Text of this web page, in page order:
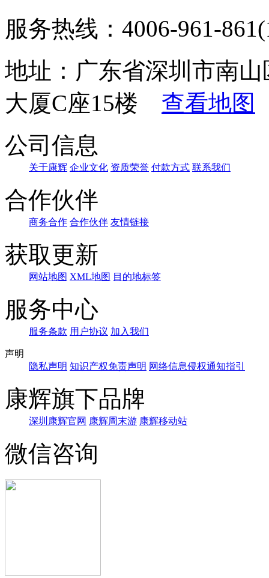
服务热线：4006-961-
地址：广东省深圳市南
大厦C座15楼 查看地图
公司信息
关于康辉 企业文化 资质荣誉 付款方式 联系我们
合作伙伴
商务合作 合作伙伴 友情链接
获取更新
网站地图 XML地图 目的地标签
服务中心
服务条款 用户协议 加入我们
声明
隐私声明 知识产权免责声明 网络信息侵权通知指引
康辉旗下品牌
深圳康辉官网 康辉周末游 康辉移动站
微信咨询